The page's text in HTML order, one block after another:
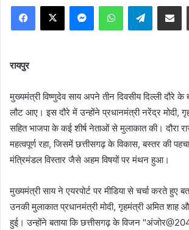
Facebook
X MessengerWhatsAppTelegram
रायपुर
मुख्यमंत्री विष्णुदेव साय अपने तीन दिवसीय दिल्ली दौरे के
लौट आए। इस दौरे में उन्होंने प्रधानमंत्री नरेंद्र मोदी,
सहित भाजपा के कई शीर्ष नेताओं से मुलाकात की। दौरा
महत्वपूर्ण रहा, जिसमें छत्तीसगढ़ के विकास, बस्तर की
मंत्रिमंडल विस्तार जैसे अहम विषयों पर मंथन हुआ।
मुख्यमंत्री साय ने एयरपोर्ट पर मीडिया से चर्चा करते हुए
उनकी मुलाकात प्रधानमंत्री मोदी, गृहमंत्री अमित
हुई। उन्होंने बताया कि छत्तीसगढ़ के विजन